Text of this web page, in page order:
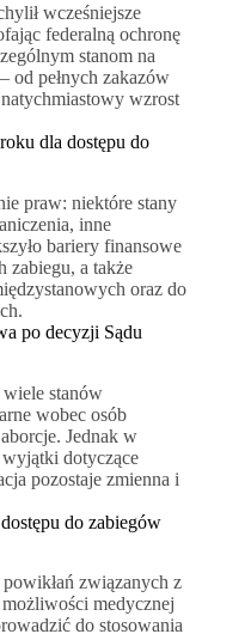
wcześniejsze
federalną ochronę
stanom na
od pełnych zakazów
wzrost
dla dostępu do
praw: niektóre stany
inne
bariery finansowe
zabiegu, a także
oraz do
po decyzji Sądu
stanów
wobec osób
Jednak w
dotyczące
pozostaje zmienna i
do zabiegów
związanych z
medycznej
do stosowania